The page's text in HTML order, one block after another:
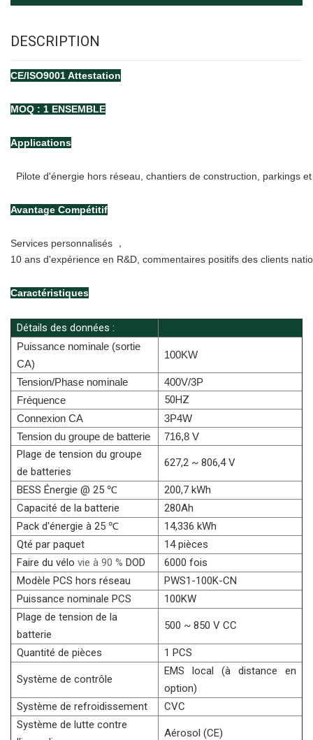
DESCRIPTION
CE/ISO9001Attestation
MOQ : 1 ENSEMBLE
Applications
Pilote d'énergie hors réseau, chantiers de construction, parkings
Avantage Compétitif
Services personnalisés ，
10 ans d'expérience en R&D, commentaires positifs des clients
Caractéristiques
Détails des données :
Puissance nominale (sortie
CA)
100KW
Tension/Phase nominale
400V/3P
Fréquence
50HZ
Connexion CA
3P4W
Tension du groupe de batterie
716,8 V
Plage de tension du groupe
de batteries
627,2 ~ 806,4 V
BESS Énergie @ 25 ℃
200,7 kWh
Capacité de la batterie
280Ah
Pack d'énergie à 25 ℃
14,336 kWh
Qté par paquet
14 pièces
Faire du vélo vie à 90 % DOD
6000 fois
Modèle PCS hors réseau
PWS1-100K-CN
Puissance nominale PCS
100KW
Plage de tension de la
batterie
500 ~ 850 V CC
Quantité de pièces 1 PCS
Système de contrôle
EMS local (à distance en
option)
Système de refroidissement
CVC
Système de lutte contre
Aérosol (CE)